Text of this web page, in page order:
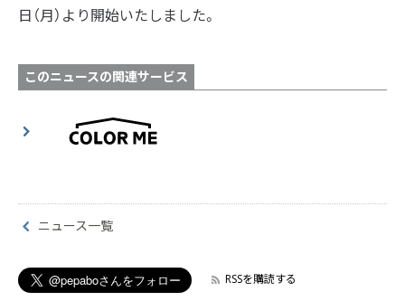
日（月）より開始いたしました。
このニュースの関連サービス
ニュース一覧
RSSを購読する